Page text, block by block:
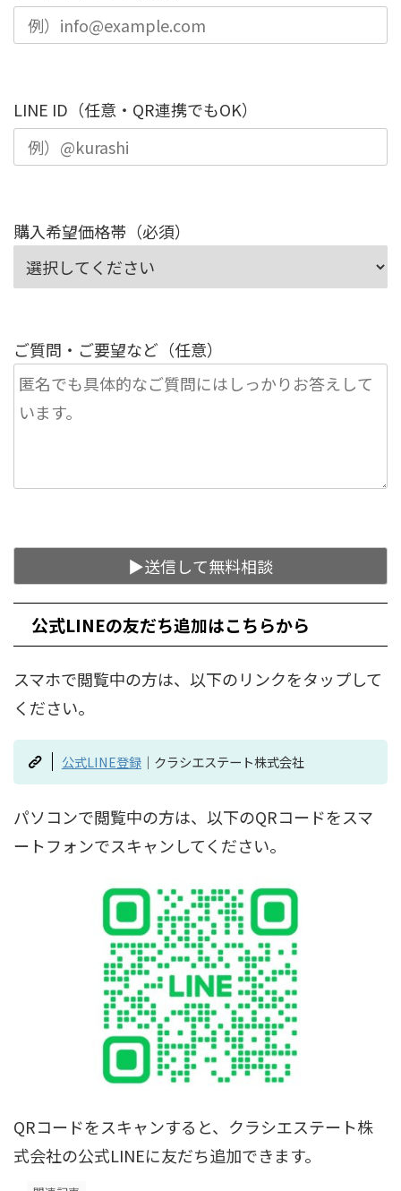
LINE ID（任意・QR連携でもOK）
購入希望価格帯（必須）
ご質問・ご要望など（任意）
公式LINEの友だち追加はこちらから
スマホで閲覧中の方は、以下のリンクをタップして
ください。
公式LINE登録｜クラシエステート株式会社
パソコンで閲覧中の方は、以下のQRコードをスマ
ートフォンでスキャンしてください。
QRコードをスキャンすると、クラシエステート株
式会社の公式LINEに友だち追加できます。